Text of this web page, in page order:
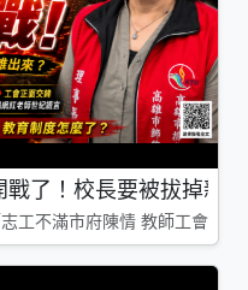
了！校長要被拔掉親
工不滿市府陳情 教師工會槓